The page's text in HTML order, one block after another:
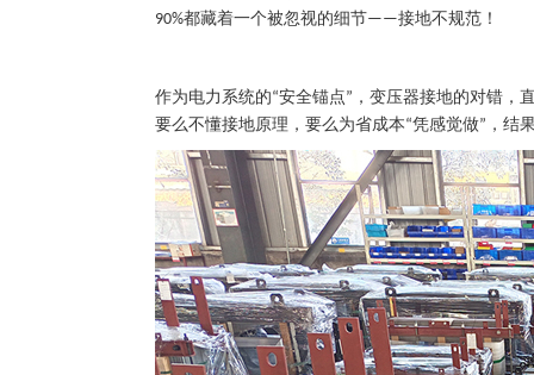
90%都藏着一个被忽视的细节——接地不规范！
作为电力系统的“安全锚点” ，变压器接地的对错，
要么不懂接地原理，要么为省成本“凭感觉做” ，结